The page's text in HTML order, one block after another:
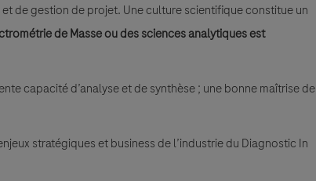
de gestion de projet. Une culture scientifique constitue un
de Masse ou des sciences analytiques est
capacité d’analyse et de synthèse ; une bonne maîtrise de
stratégiques et business de l’industrie du Diagnostic In